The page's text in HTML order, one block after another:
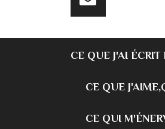
CE QUE J'AI
CE QUE
CE QUI